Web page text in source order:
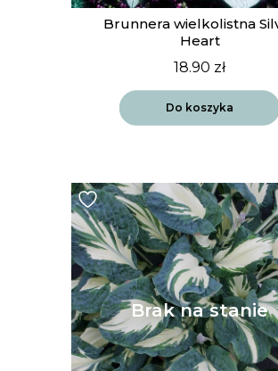
Brunnera wielkolistna
Heart
18.90 zł
Do koszyka